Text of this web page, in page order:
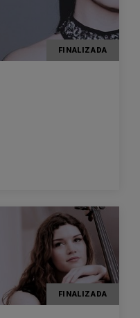
FINALIZADA
FINALIZADA